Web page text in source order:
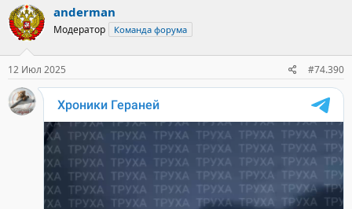
к
ц
и
и
:
anderman
Модератор Команда форума
12 Июл 2025 #74.390